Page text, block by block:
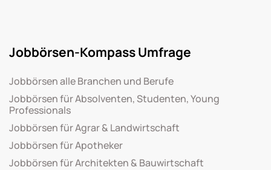
Jobbörsen-Kompass Umfrage
Jobbörsen alle Branchen und Berufe
Jobbörsen für Absolventen, Studenten, Young
Professionals
Jobbörsen für Agrar & Landwirtschaft
Jobbörsen für Apotheker
Jobbörsen für Architekten & Bauwirtschaft